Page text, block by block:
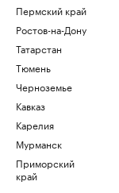
Пермский край
Ростов-на-Дону
Татарстан
Тюмень
Черноземье
Кавказ
Карелия
Мурманск
Приморский
край